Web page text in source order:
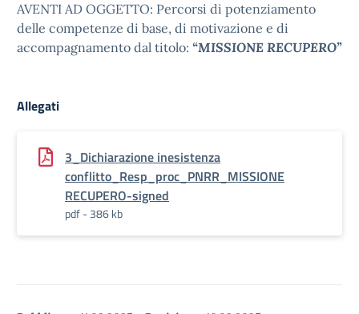
AVENTI AD OGGETTO: Percorsi di potenziamento
delle competenze di base, di motivazione e di
accompagnamento dal titolo: “MISSIONE RECUPERO”
Allegati
3_Dichiarazione inesistenza
conflitto_Resp_proc_PNRR_MISSIONE
RECUPERO-signed
pdf - 386 kb